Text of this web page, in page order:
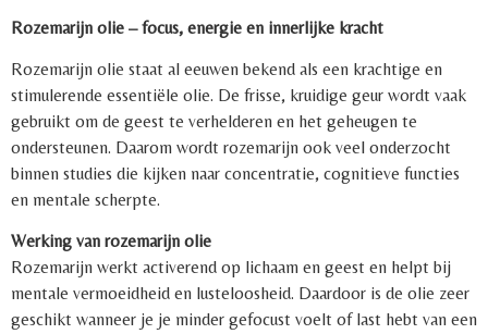
Rozemarijn olie – focus, energie en innerlijke kracht
Rozemarijn olie staat al eeuwen bekend als een krachtige en
stimulerende essentiële olie. De frisse, kruidige geur wordt vaak
gebruikt om de geest te verhelderen en het geheugen te
ondersteunen. Daarom wordt rozemarijn ook veel onderzocht
binnen studies die kijken naar concentratie, cognitieve functies
en mentale scherpte.
Werking van rozemarijn olie
Rozemarijn werkt activerend op lichaam en geest en helpt bij
mentale vermoeidheid en lusteloosheid. Daardoor is de olie zeer
geschikt wanneer je je minder gefocust voelt of last hebt van een